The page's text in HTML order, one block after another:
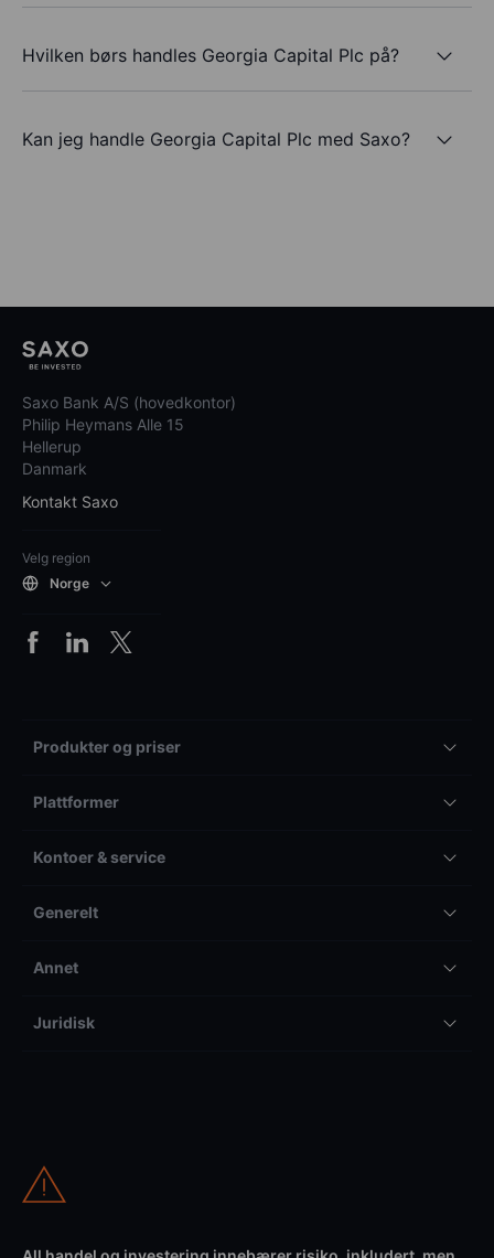
Hvilken børs handles Georgia Capital Plc på?
Kan jeg handle Georgia Capital Plc med Saxo?
Saxo Bank A/S (hovedkontor)
Philip Heymans Alle 15
Hellerup
Danmark
Kontakt Saxo
Velg region
Norge
Produkter og priser
Plattformer
Kontoer & service
Generelt
Annet
Juridisk